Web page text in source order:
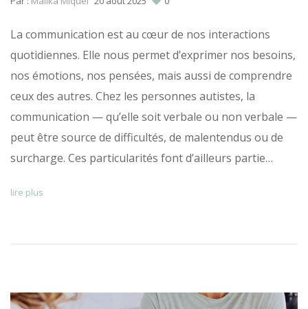
La communication est au cœur de nos interactions
quotidiennes. Elle nous permet d’exprimer nos besoins,
nos émotions, nos pensées, mais aussi de comprendre
ceux des autres. Chez les personnes autistes, la
communication — qu’elle soit verbale ou non verbale —
peut être source de difficultés, de malentendus ou de
surcharge. Ces particularités font d’ailleurs partie…
lire plus